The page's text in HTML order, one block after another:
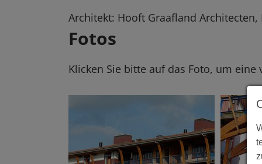
Architekt: Hooft Graafland Architecten,
Fotos
Klicken Sie bitte auf das Foto, um